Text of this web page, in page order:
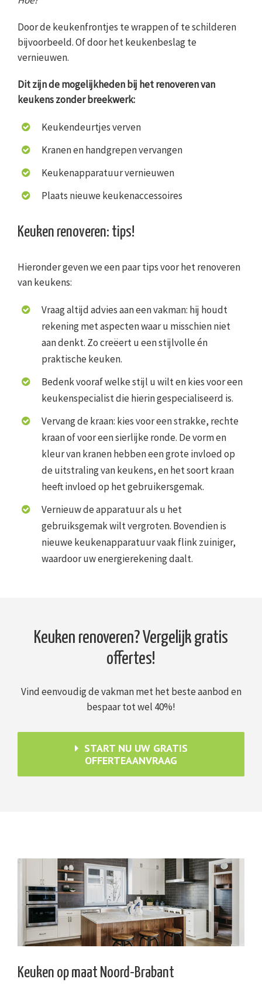
Door de keukenfrontjes te wrappen of te schilderen
bijvoorbeeld. Of door het keukenbeslag te
vernieuwen.
Dit zijn de mogelijkheden bij het renoveren van
keukens zonder breekwerk:
Keukendeurtjes verven
Kranen en handgrepen vervangen
Keukenapparatuur vernieuwen
Plaats nieuwe keukenaccessoires
Keuken renoveren: tips!
Hieronder geven we een paar tips voor het renoveren
van keukens:
Vraag altijd advies aan een vakman: hij houdt
rekening met aspecten waar u misschien niet
aan denkt. Zo creëert u een stijlvolle én
praktische keuken.
Bedenk vooraf welke stijl u wilt en kies voor een
keukenspecialist die hierin gespecialiseerd is.
Vervang de kraan: kies voor een strakke, rechte
kraan of voor een sierlijke ronde. De vorm en
kleur van kranen hebben een grote invloed op
de uitstraling van keukens, en het soort kraan
heeft invloed op het gebruikersgemak.
Vernieuw de apparatuur als u het
gebruiksgemak wilt vergroten. Bovendien is
nieuwe keukenapparatuur vaak flink zuiniger,
waardoor uw energierekening daalt.
Keuken renoveren? Vergelijk gratis
offertes!
Vind eenvoudig de vakman met het beste aanbod en
bespaar tot wel 40%!
START NU UW GRATIS
OFFERTEAANVRAAG
Keuken op maat Noord-Brabant